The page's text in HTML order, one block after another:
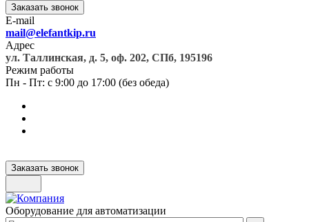
Заказать звонок
E-mail
mail@elefantkip.ru
Адрес
ул. Таллинская, д. 5, оф. 202, СПб, 195196
Режим работы
Пн - Пт: с 9:00 до 17:00 (без обеда)
Заказать звонок
Оборудование для автоматизации